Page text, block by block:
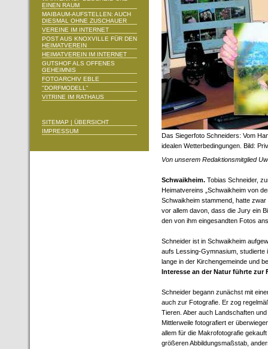
EINEN RAUM
MAIBAUM-AUFSTELLEN: AUCH
DIESMAL OHNE ZUSCHAUER
VEREINE IM INTERNET
POST AUS KNOXVILLE FÜR DEN
HEIMATVEREIN
HEIMATVEREIN IM INTERNET
GUTSHOF ALS OFFENES
GEHEIMNIS
FOTOARCHIV EBLE
"DORFMODELL"
VITRINE IM RATHAUS
SITEMAP | ÜBERSICHT
IMPRESSUM
Das Siegerfoto Schneiders: Vom
idealen Wetterbedingungen. Bild:
Von unserem Redaktionsmitglied
Schwaikheim. Tobias Schneider,
Heimatvereins „Schwaikheim von
Schwaikheim stammend, hatte
vor allem davon, dass die Jury ein
den von ihm eingesandten Fotos
Schneider ist in Schwaikheim
aufs Lessing-Gymnasium, studierte
lange in der Kirchengemeinde und
Interesse an der Natur führte zur
Schneider begann zunächst mit
auch zur Fotografie. Er zog
Tieren. Aber auch Landschaften
Mittlerweile fotografiert er
allem für die Makrofotografie
größeren Abbildungsmaßstab,